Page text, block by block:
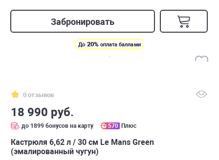
Забронировать
До 20% оплата баллами
0 отзывов
18 990 руб.
до 1899 бонусов на карту 570 Плюс
Кастрюля 6,62 л / 30 см Le Mans Green
(эмалированный чугун)